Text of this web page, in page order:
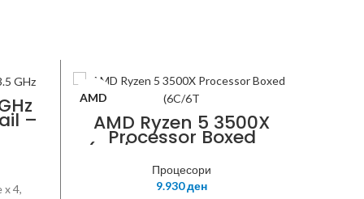
–
x 4,
AMD
AMD Ryzen 5 3500X
Processor Boxed
(6C/6T, 35MB Cache,
4.1 GHz Max Boost,
AM4)
Процесори
9.930ден